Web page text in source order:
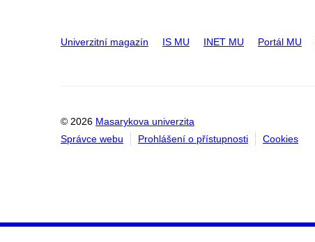
Univerzitní magazín IS MU INET MU Portál MU
© 2026 Masarykova univerzita
Správce webu
Prohlášení o přístupnosti Cookies